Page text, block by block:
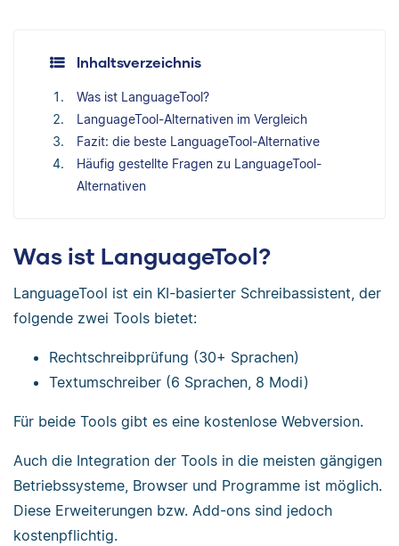
Inhaltsverzeichnis
Was ist LanguageTool?
LanguageTool-Alternativen im Vergleich
Fazit: die beste LanguageTool-Alternative
Häufig gestellte Fragen zu LanguageTool-
Alternativen
Was ist LanguageTool?
LanguageTool ist ein KI-basierter Schreibassistent, der
folgende zwei Tools bietet:
Rechtschreibprüfung (30+ Sprachen)
Textumschreiber (6 Sprachen, 8 Modi)
Für beide Tools gibt es eine kostenlose Webversion.
Auch die Integration der Tools in die meisten gängigen
Betriebssysteme, Browser und Programme ist möglich.
Diese Erweiterungen bzw. Add-ons sind jedoch
kostenpflichtig.